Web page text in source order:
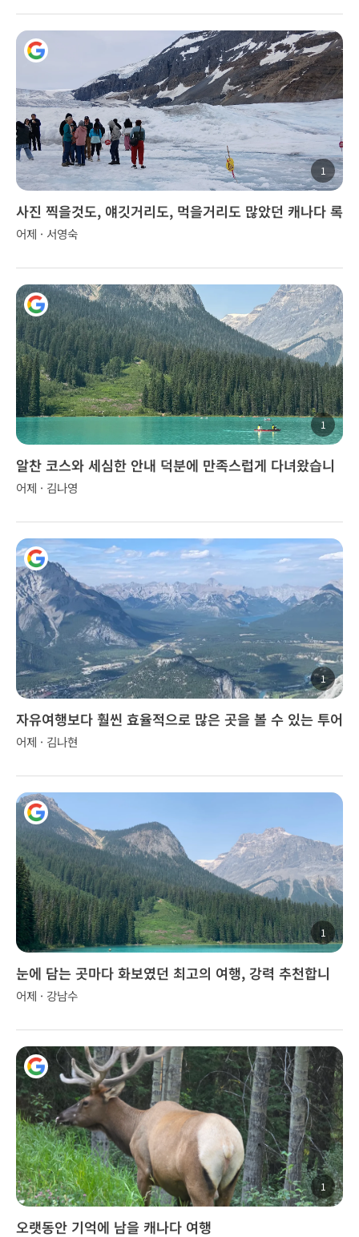
1
사진 찍을것도, 얘깃거리도, 먹을거리도 많았던 캐나다 록
키 투어..
어제 · 서영숙
1
알찬 코스와 세심한 안내 덕분에 만족스럽게 다녀왔습니
다.
어제 · 김나영
1
자유여행보다 훨씬 효율적으로 많은 곳을 볼 수 있는 투어
어제 · 김나현
1
눈에 담는 곳마다 화보였던 최고의 여행, 강력 추천합니
다!
어제 · 강남수
1
오랫동안 기억에 남을 캐나다 여행